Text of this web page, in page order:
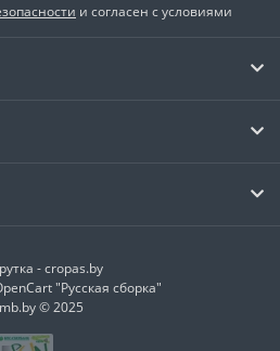
и согласен с условиями
-cropas.by
"Русская сборка"
© 2025